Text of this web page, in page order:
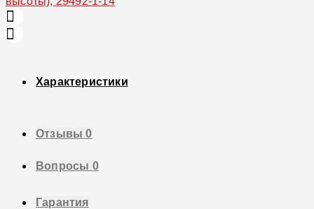
Характеристики
Отзывы0
Вопросы 0
Гарантия